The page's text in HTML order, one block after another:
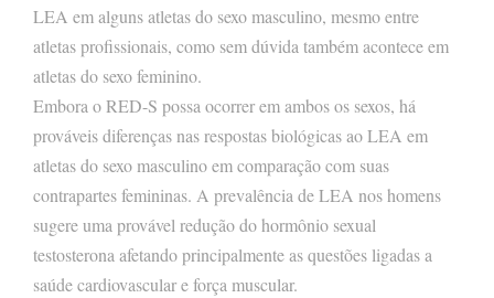
LEA em alguns atletas do sexo masculino, mesmo entre
atletas profissionais, como sem dúvida também acontece em
atletas do sexo feminino.
Embora o RED-S possa ocorrer em ambos os sexos, há
prováveis ​​diferenças nas respostas biológicas ao LEA em
atletas do sexo masculino em comparação com suas
contrapartes femininas. A prevalência de LEA nos homens
sugere uma provável redução do hormônio sexual
testosterona afetando principalmente as questões ligadas a
saúde cardiovascular e força muscular.